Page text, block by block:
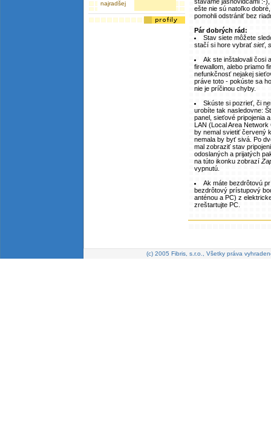
najradšej
ešte nie sú natoľko
pomohli odstrániť bez
Pár dobrých rád:
Stav siete môžete
stačí si hore vybraťsieť,
Ak ste inštalovali čosi
firewallom, alebo priamo
nefunkčnosť nejakej
práve toto - pokúste sa
nie je príčinou chyby.
Skúste si pozrieť, či
urobíte tak nasledovne:
panel, sieťové pripojenia
LAN (Local Area
by nemal svietiť červený
nemala by byť sivá. Po
mal zobraziť stav
odoslaných a prijatých
na túto ikonku zobrazí
vypnutú.
Ak máte bezdrôtovú
bezdrôtový prístupový
anténou a PC) z
zreštartujte PC.
(c) 2005 Fibris, s.r.o., Všetky práva